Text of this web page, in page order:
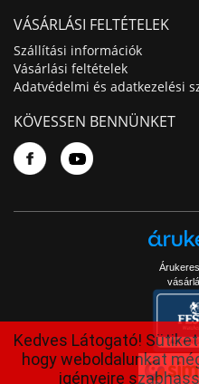
VÁSÁRLÁSI FELTÉTELEK
Szállítási információk
Vásárlási feltételek
Adatvédelmi és adatkezelési
KÖVESSEN BENNÜNKET
Kedves Látogató!
hogy weboldalunkat
igényeire